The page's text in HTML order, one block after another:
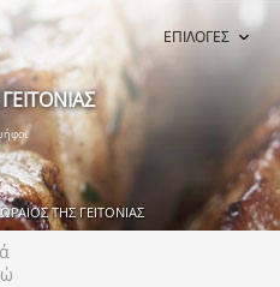
ΕΠΙΛΟΓΕΣ
ΤΗΣ ΓΕΙΤΟΝΙΑΣ